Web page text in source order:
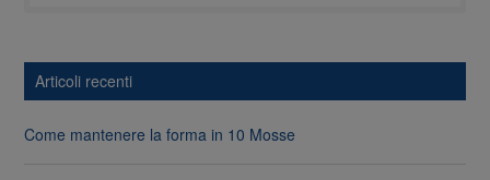
Articoli recenti
Come mantenere la forma in 10 Mosse